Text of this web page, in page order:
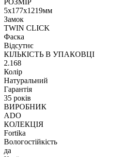
5х177х1219мм
Замок
TWIN CLICK
Фаска
Відсутнє
КІЛЬКІСТЬ В УПАКОВЦІ
2.168
Колір
Натуральний
Гарантія
35 років
ВИРОБНИК
ADO
КОЛЕКЦІЯ
Fortika
Вологостійкість
да